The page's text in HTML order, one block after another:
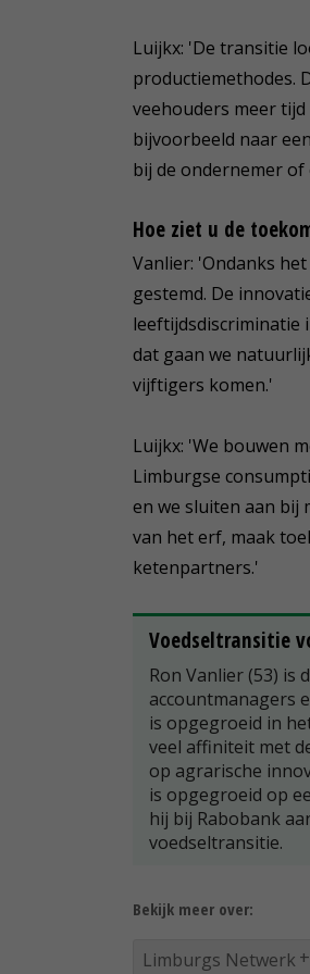
Luijkx: 'De transitie
productiemethodes.
veehouders meer
bijvoorbeeld naar
bij de ondernemer
Hoe ziet u de
Vanlier: 'Ondanks
gestemd. De
leeftijdsdiscriminatie
dat gaan we
vijftigers komen.'
Luijkx: 'We bouwen
Limburgse
en we sluiten aan bij
van het erf, maak
ketenpartners.'
Voedseltransitie
Ron Vanlier (53) is
accountmanagers
is opgegroeid in
veel affiniteit met
op agrarische
is opgegroeid op
hij bij Rabobank
voedseltransitie.
Bekijk meer over:
Limburgs Netwerk